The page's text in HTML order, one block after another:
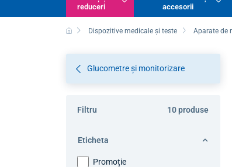
reduceri
accesorii
Dispozitive medicale și teste Aparate de
Glucometre și monitorizare
Filtru 10 produse
Eticheta
Promoție